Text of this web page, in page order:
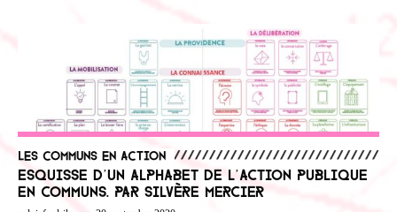
Les communs en action
Esquisse d’un alphabet de l’action publique
en communs. Par Silvère Mercier